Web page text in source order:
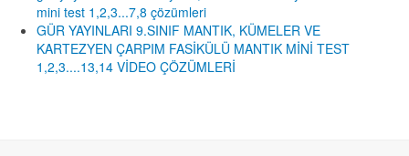
mini test 1,2,3...7,8 çözümleri
GÜR YAYINLARI 9.SINIF MANTIK, KÜMELER VE
KARTEZYEN ÇARPIM FASİKÜLÜ MANTIK MİNİ TEST
1,2,3....13,14 VİDEO ÇÖZÜMLERİ